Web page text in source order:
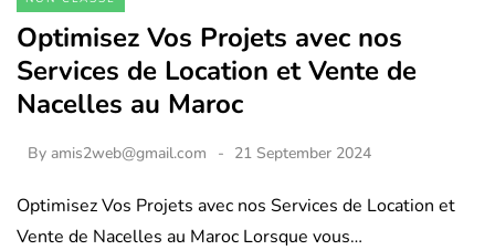
Optimisez Vos Projets avec nos
Services de Location et Vente de
Nacelles au Maroc
By amis2web@gmail.com 21 September 2024
Optimisez Vos Projets avec nos Services de Location et
Vente de Nacelles au Maroc Lorsque vous…